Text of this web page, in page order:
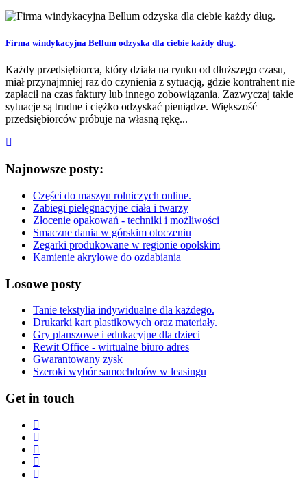
Firma windykacyjna Bellum odzyska dla ciebie każdy dług.
Każdy przedsiębiorca, który działa na rynku od dłuższego czasu,
miał przynajmniej raz do czynienia z sytuacją, gdzie kontrahent nie
zapłacił na czas faktury lub innego zobowiązania. Zazwyczaj takie
sytuacje są trudne i ciężko odzyskać pieniądze. Większość
przedsiębiorców próbuje na własną rękę...
Najnowsze posty:
Części do maszyn rolniczych online.
Zabiegi pielęgnacyjne ciała i twarzy
Złocenie opakowań - techniki i możliwości
Smaczne dania w górskim otoczeniu
Zegarki produkowane w regionie opolskim
Kamienie akrylowe do ozdabiania
Losowe posty
Tanie tekstylia indywidualne dla każdego.
Drukarki kart plastikowych oraz materiały.
Gry planszowe i edukacyjne dla dzieci
Rewit Office - wirtualne biuro adres
Gwarantowany zysk
Szeroki wybór samochdoów w leasingu
Get in touch